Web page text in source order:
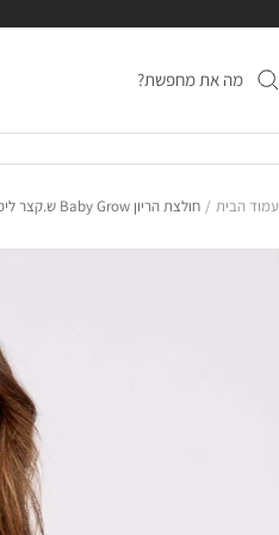
עמוד הבית חולצת הריון Baby Grow ש.קצר ליפסטיק